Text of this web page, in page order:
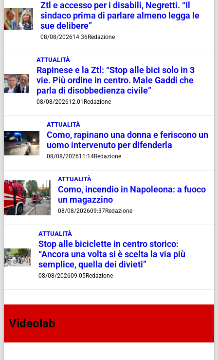
Ztl e accesso per i disabili, Negretti. “Il
sindaco prima di parlare almeno legga le
sue delibere”
08/08/202614:36Redazione
ATTUALITÀ
Rapinese e la Ztl: “Stop alle bici solo in 3
vie. Più ordine in centro. Male Gaddi che
parla di disobbedienza civile”
08/08/202612:01 Redazione
ATTUALITÀ
Como, rapinano una donna e feriscono un
uomo intervenuto per difenderla
08/08/202611:14Redazione
ATTUALITÀ
Como, incendio in Napoleona: a fuoco
un magazzino
08/08/202609:37Redazione
ATTUALITÀ
Stop alle biciclette in centro storico:
“Ancora una volta si è scelta la via più
semplice, quella dei divieti”
08/08/202609:05Redazione
Videolab